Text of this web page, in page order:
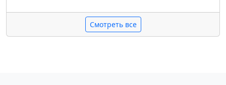
Смотреть все